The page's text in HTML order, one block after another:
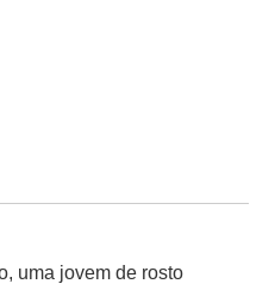
uma jovem de rosto